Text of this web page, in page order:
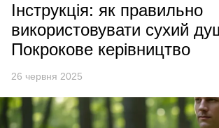
Інструкція: як правильно
використовувати сухий
Покрокове керівництво
26 червня 2025